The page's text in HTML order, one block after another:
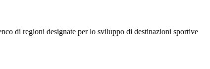
di regioni designate per lo sviluppo di destinazioni sportive